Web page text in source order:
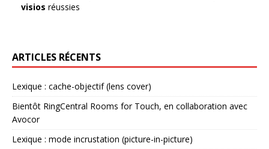
visios réussies
ARTICLES RÉCENTS
Lexique : cache-objectif (lens cover)
Bientôt RingCentral Rooms for Touch, en collaboration avec
Avocor
Lexique : mode incrustation (picture-in-picture)